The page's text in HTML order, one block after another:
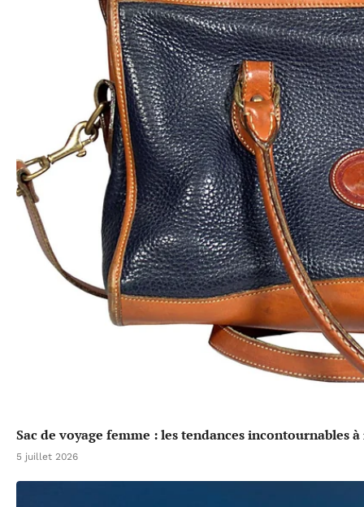
Sac de voyage femme : les tendances incontournables
5 juillet 2026